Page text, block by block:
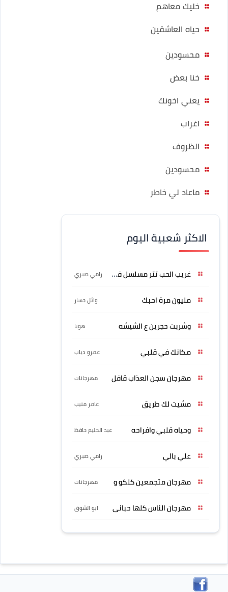
خليك معاهم
حياه العاشقين
محسودين
خنا بعض
يعني اخونك
اغراب
الظروف
محسودين
ماعاد لي خاطر
الاكثر شعبية اليوم
غريب الحب تتر مسلسل فرصة رامي صبري
مليون مرة احبك وائل جسار
وشربت حجرين ع الشيشه هوبا
مكانك في قلبي عمرو دياب
مهرجان سجن العذاب قافل مهرجانات
مشيت لك طريق عامر منيب
وحياه قلبي وافراحه عبد الحليم حافظ
علي بالي رامي صبري
مهرجان متجمعين كلكو و مهرجانات
مهرجان الناس كلها حبانى ابو الشوق